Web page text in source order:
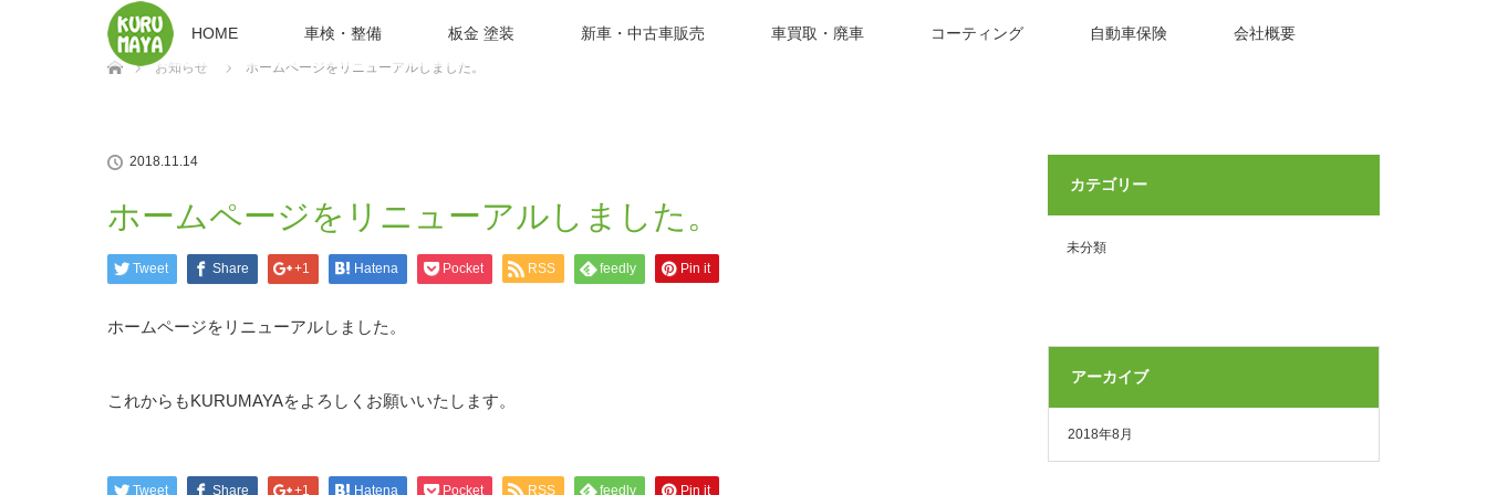
HOME 車検・整備 板金 塗装 新車・中古車販売 車買取・廃車 コーティング 自動車保険 会社概要
ホーム
お知らせ
ホームページをリニューアルしました。
2018.11.14
ホームページをリニューアルしました。
Tweet Share +1 Hatena Pocket RSS feedly Pin it
ホームページをリニューアルしました。
これからもKURUMAYAをよろしくお願いいたします。
Tweet Share +1 Hatena Pocket RSS feedly Pin it
カテゴリー
未分類
アーカイブ
2018年8月